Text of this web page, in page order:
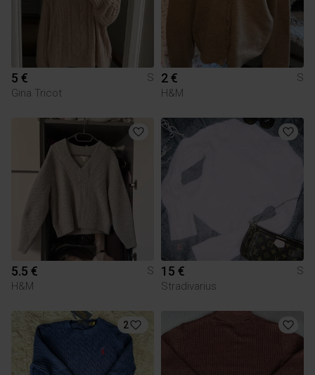
5 €
S
Gina Tricot
2 €
S
H&M
5.5 €
S
H&M
15 €
S
Stradivarius
2